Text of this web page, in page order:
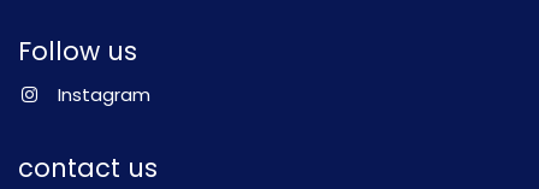
Follow us
Instagram
contact us